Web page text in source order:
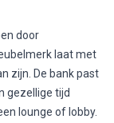
door
laat met
zijn. De bank past
gezellige tijd
lounge of lobby.